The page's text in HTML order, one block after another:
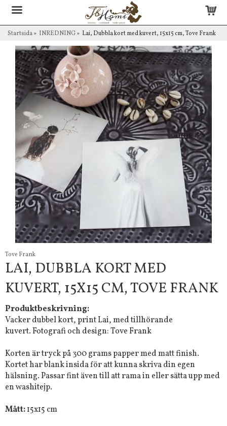
Startsida» INREDNING» Lai, Dubbla kort med kuvert, 15x15 cm, Tove Frank
Tove Frank
LAI, DUBBLA KORT MED
KUVERT, 15X15 CM, TOVE FRANK
Produktbeskrivning:
Vacker dubbel kort, print Lai, med tillhörande
kuvert.Fotografi och design: Tove Frank
Korten är tryck på 300 grams papper med matt finish.
Kortet har blank insida för att kunna skriva din egen
hälsning. Passar fint även till att rama in eller sätta upp med
en washitejp.
Mått:15x15 cm